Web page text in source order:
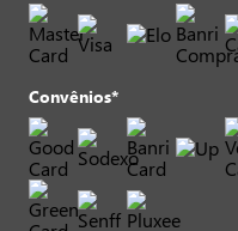
Convênios*